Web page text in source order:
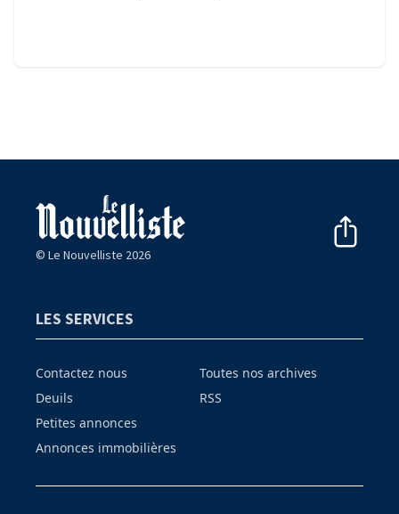
© Le Nouvelliste 2026
LES SERVICES
Contactez nous
Deuils
Petites annonces
Annonces immobilières
Toutes nos archives
RSS